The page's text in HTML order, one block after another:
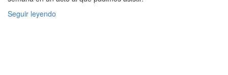
Seguir leyendo